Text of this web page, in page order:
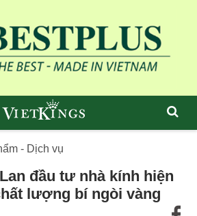
- Dịch vụ
đầu tư nhà kính hiện
lượng bí ngòi vàng